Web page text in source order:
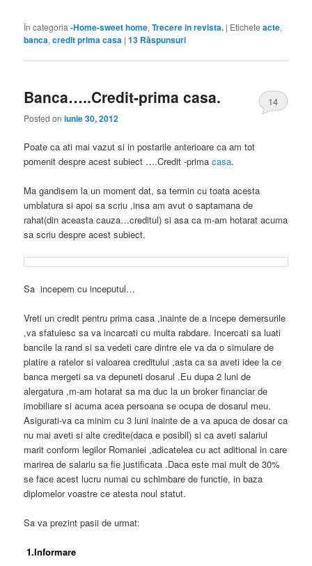
În categoria -Home-sweet home,Trecere in revista. | Etichete acte,
banca,credit prima casa |13 Răspunsuri
Banca…..Credit-prima casa.
Posted oniunie 30, 2012
14
Poate ca ati mai vazut si in postarile anterioare ca am tot
pomenit despre acest subiect ….Credit -primacasa.
Ma gandisem la un moment dat, sa termin cu toata acesta
umblatura si apoi sa scriu ,insa am avut o saptamana de
rahat(din aceasta cauza…creditul) si asa ca m-am hotarat acuma
sa scriu despre acest subiect.
Sa incepem cu inceputul…
Vreti un credit pentru prima casa ,inainte de a incepe demersurile
,va sfatuiesc sa va incarcati cu multa rabdare. Incercati sa luati
bancile la rand si sa vedeti care dintre ele va da o simulare de
platire a ratelor si valoarea creditului ,asta ca sa aveti idee la ce
banca mergeti sa va depuneti dosarul .Eu dupa 2 luni de
alergatura ,m-am hotarat sa ma duc la un broker financiar de
imobiliare si acuma acea persoana se ocupa de dosarul meu.
Asigurati-va ca minim cu 3 luni inainte de a va apuca de dosar ca
nu mai aveti si alte credite(daca e posibil) si ca aveti salariul
marit conform legilor Romaniei ,adicatelea cu act aditional in care
marirea de salariu sa fie justificata .Daca este mai mult de 30%
se face acest lucru numai cu schimbare de functie, in baza
diplomelor voastre ce atesta noul statut.
Sa va prezint pasii de urmat:
1.Informare